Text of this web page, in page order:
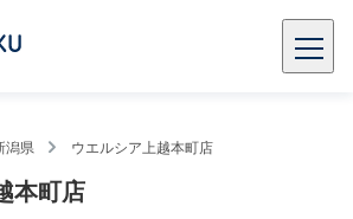
潟県 ウエルシア上越本町店
本町店